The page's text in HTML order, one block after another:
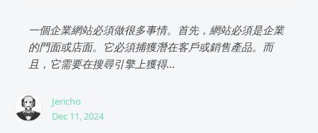
一個企業網站必須做很多事情。首先，網站必須是企業
的門面或店面。它必須捕獲潛在客戶或銷售產品。而
且，它需要在搜尋引擎上獲得...
Jericho
Dec 11, 2024